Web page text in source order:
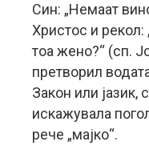
Син: „Немаат
Христос и
тоа жено?“ (сп.
претворил
Закон или јазик,
искажувала
рече „мајко“.